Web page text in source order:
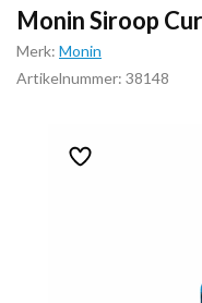
Monin Siroop
Merk: Monin
Artikelnummer: 38148